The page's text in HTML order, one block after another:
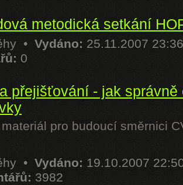
metodická setkání
• Vydáno: 25.11.2007
0
přejišťování - jak
pro budoucí směrnici
• Vydáno: 19.10.2007
3982